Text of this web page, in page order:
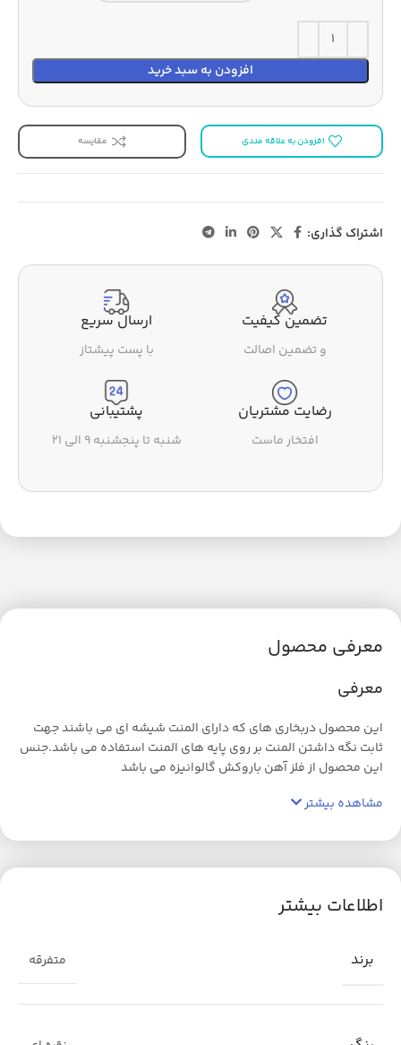
افزودن به سبد خرید
افزودن به علاقه مندی مقایسه
اشتراک گذاری:
تضمین کیفیت
و تضمین اصالت
ارسال سریع
با پست پیشتاز
رضایت مشتریان
افتخار ماست
پشتیبانی
شنبه تا پنجشنبه ۹ الی ۲۱
معرفی محصول
معرفی
این محصول دربخاری های که دارای المنت شیشه ای می باشند جهت
ثابت نگه داشتن المنت بر روی پایه های المنت استفاده می باشد.جنس
این محصول از فلز آهن باروکش گالوانیزه می باشد
مشاهده بیشتر
اطلاعات بیشتر
برند متفرقه